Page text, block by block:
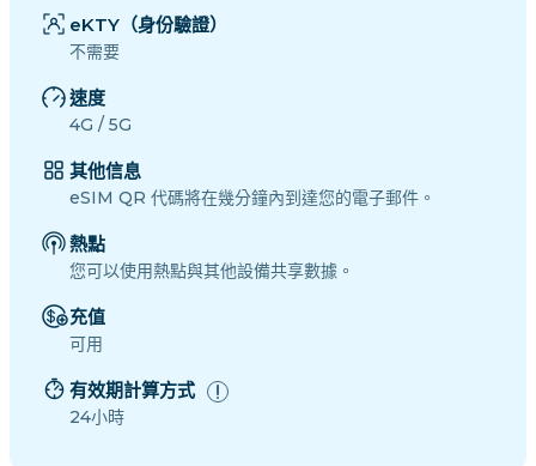
eKTY（身份驗證）
不需要
速度
4G / 5G
其他信息
eSIM QR 代碼將在幾分鐘內到達您的電子郵件。
熱點
您可以使用熱點與其他設備共享數據。
充值
可用
有效期計算方式
24小時